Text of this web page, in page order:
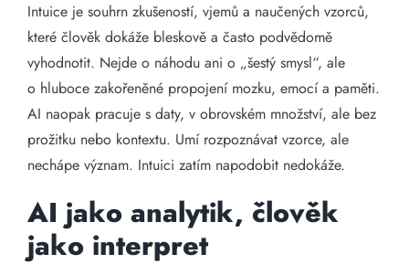
Intuice je souhrn zkušeností, vjemů a naučených vzorců,
které člověk dokáže bleskově a často podvědomě
vyhodnotit. Nejde o náhodu ani o „šestý smysl“, ale
o hluboce zakořeněné propojení mozku, emocí a paměti.
AI naopak pracuje s daty, v obrovském množství, ale bez
prožitku nebo kontextu. Umí rozpoznávat vzorce, ale
nechápe význam. Intuici zatím napodobit nedokáže.
AI jako analytik, člověk
jako interpret